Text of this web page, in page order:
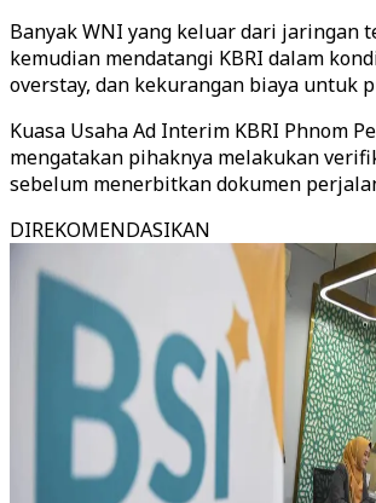
Banyak WNI yang keluar dari jaringan
kemudian mendatangi KBRI dalam
overstay, dan kekurangan biaya untuk
Kuasa Usaha Ad Interim KBRI Phnom
mengatakan pihaknya melakukan
sebelum menerbitkan dokumen
DIREKOMENDASIKAN